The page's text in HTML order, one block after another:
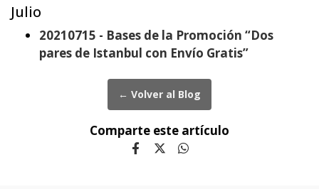
Julio
20210715 - Bases de la Promoción “Dos
pares de Istanbul con Envío Gratis”
← Volver al Blog
Comparte este artículo